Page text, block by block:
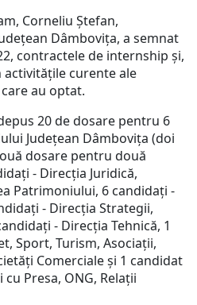
Corneliu Ștefan,
Dâmbovița, a semnat
contractele de internship și,
curente ale
au optat.
20 de dosare pentru 6
Județean Dâmbovița (doi
dosare pentru două
- Direcția Juridică,
Patrimoniului, 6 candidați -
- Direcția Strategii,
- Direcția Tehnică, 1
Sport, Turism, Asociații,
Comerciale și 1 candidat
Presa, ONG, Relații